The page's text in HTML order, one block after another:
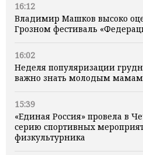
16:12
Владимир Машков высоко
Грозном фестиваль
16:02
Неделя популяризации
важно знать молодым мамам
15:39
«Единая Россия» провела в
серию спортивных
физкультурника